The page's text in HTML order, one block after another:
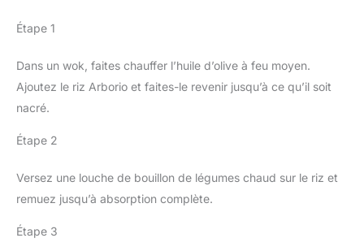
Étape 1
Dans un wok, faites chauffer l’huile d’olive à feu moyen.
Ajoutez le riz Arborio et faites-le revenir jusqu’à ce qu’il soit
nacré.
Étape 2
Versez une louche de bouillon de légumes chaud sur le riz et
remuez jusqu’à absorption complète.
Étape 3